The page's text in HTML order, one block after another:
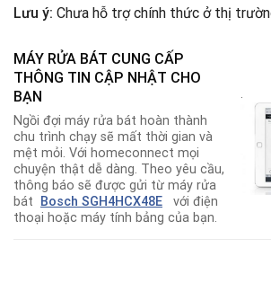
Lưu ý: Chưa hỗ trợ chính thức ở thị
MÁY RỬA BÁT CUNG CẤP
THÔNG TIN CẬP NHẬT CHO
BẠN
Ngồi đợi máy rửa bát hoàn thành
chu trình chạy sẽ mất thời gian và
mệt mỏi. Với homeconnect mọi
chuyện thật dễ dàng. Theo yêu cầu,
thông báo sẽ được gửi từ máy rửa
bát
Bosch SGH4HCX48E với điện
thoại hoặc máy tính bảng của bạn.
.